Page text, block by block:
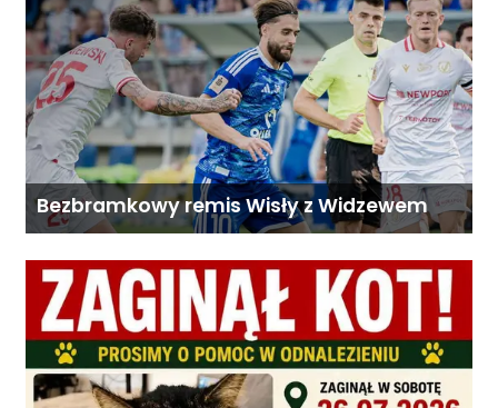
Bezbramkowy remis Wisły z Widzewem